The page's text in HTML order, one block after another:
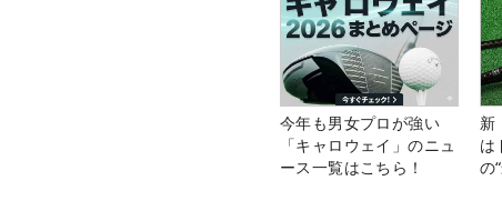
今年も男女プロが強い
「キャロウェイ」のニュ
ース一覧はこちら！
新
は
の